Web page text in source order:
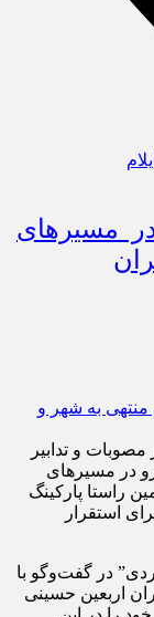
مسیرهای
مصوبات و تدابیر
در مسیرهای
راستا پارکینگ
استقرار
در گفت‌وگو با
اربعین حسینی